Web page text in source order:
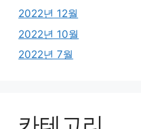
2022년 12월
2022년 10월
2022년 7월